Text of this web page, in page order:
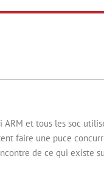
ARM et tous les soc
faire une puce
de ce qui existe